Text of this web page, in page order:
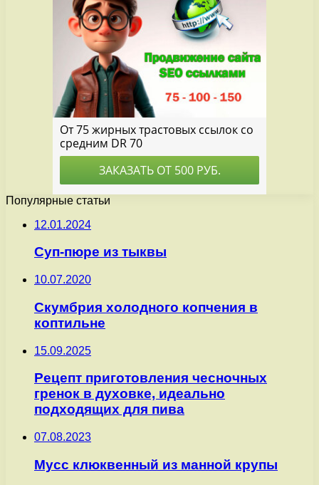
Популярные статьи
12.01.2024
Суп-пюре из тыквы
10.07.2020
Скумбрия холодного копчения в
коптильне
15.09.2025
Рецепт приготовления чесночных
гренок в духовке, идеально
подходящих для пива
07.08.2023
Мусс клюквенный из манной крупы